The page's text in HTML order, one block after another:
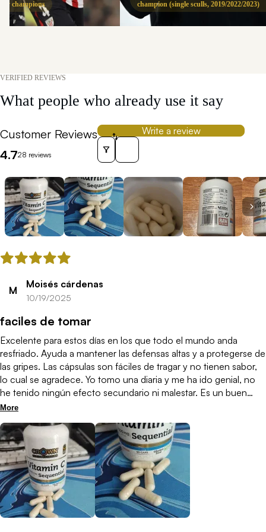
champions
champion (single sculls, 2019/2022/2023)
VERIFIED REVIEWS
What people who already use it say
Customer Reviews
4.728 reviews
Write a review
Sort reviews by
Thumbnail Navigation
M
Moisés cárdenas
10/19/2025
faciles de tomar
Excelente para estos días en los que todo el mundo anda
resfriado. Ayuda a mantener las defensas altas y a protegerse de
las gripes. Las cápsulas son fáciles de tragar y no tienen sabor,
lo cual se agradece. Yo tomo una diaria y me ha ido genial, no
he tenido ningún efecto secundario ni malestar. Es un buen
complemento para cuidar la salud y mantenerse fuerte durante
More